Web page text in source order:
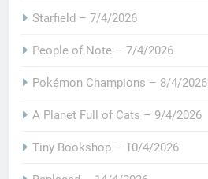
Starfield – 7/4/2026
People of Note – 7/4/2026
Pokémon Champions – 8/4/2026
A Planet Full of Cats – 9/4/2026
Tiny Bookshop – 10/4/2026